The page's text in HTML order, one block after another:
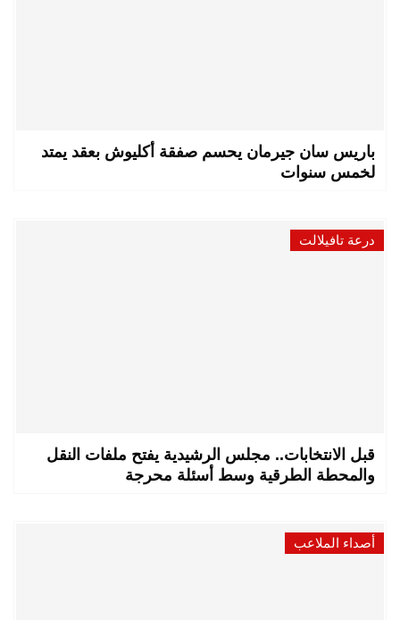
باريس سان جيرمان يحسم صفقة أكليوش بعقد يمتد
لخمس سنوات
درعة تافيلالت
قبل الانتخابات.. مجلس الرشيدية يفتح ملفات النقل
والمحطة الطرقية وسط أسئلة محرجة
أصداء الملاعب